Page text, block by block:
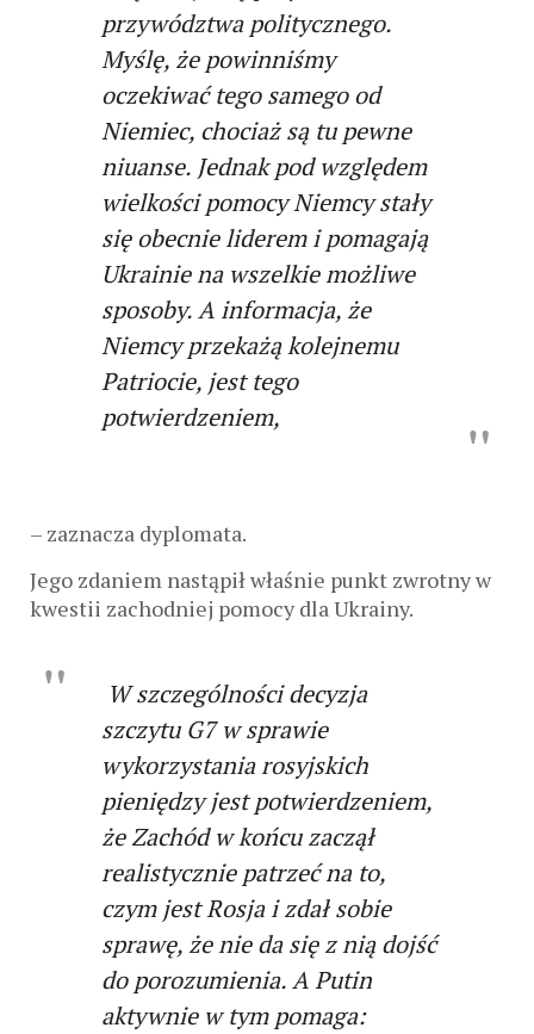
przywództwa politycznego.
Myślę, że powinniśmy
oczekiwać tego samego od
Niemiec, chociaż są tu pewne
niuanse. Jednak pod względem
wielkości pomocy Niemcy stały
się obecnie liderem i pomagają
Ukrainie na wszelkie możliwe
sposoby. A informacja, że ​​
Niemcy przekażą kolejnemu
Patriocie, jest tego
potwierdzeniem,
– zaznacza dyplomata.
Jego zdaniem nastąpił właśnie punkt zwrotny w
kwestii zachodniej pomocy dla Ukrainy.
W szczególności decyzja
szczytu G7 w sprawie
wykorzystania rosyjskich
pieniędzy jest potwierdzeniem,
że Zachód w końcu zaczął
realistycznie patrzeć na to,
czym jest Rosja i zdał sobie
sprawę, że nie da się z nią dojść
do porozumienia. A Putin
aktywnie w tym pomaga: